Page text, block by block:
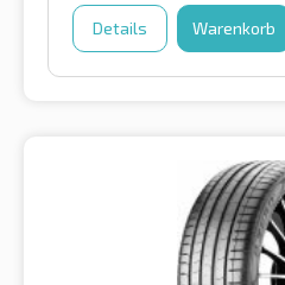
Details Warenkorb